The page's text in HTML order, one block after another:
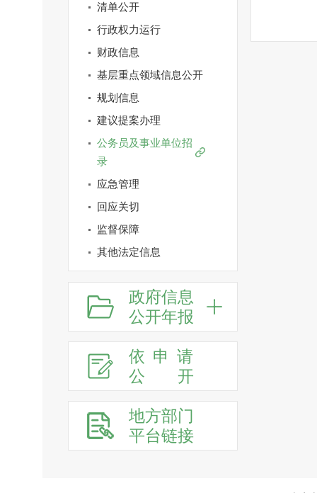
清单公开
行政权力运行
财政信息
基层重点领域信息公开
规划信息
建议提案办理
公务员及事业单位招
录
应急管理
回应关切
监督保障
其他法定信息
政府信息
公开年报
依申请
公
开
地方部门
平台链接